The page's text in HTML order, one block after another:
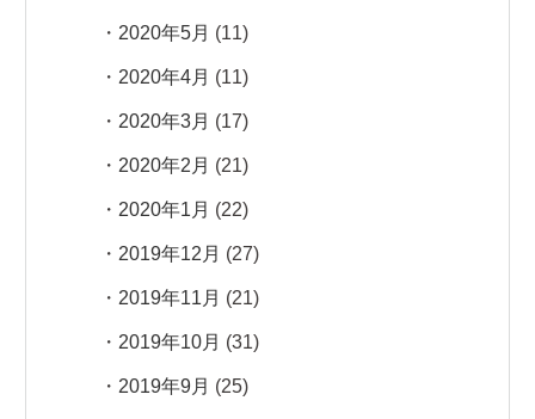
2020年5月 (11)
2020年4月 (11)
2020年3月 (17)
2020年2月 (21)
2020年1月 (22)
2019年12月 (27)
2019年11月 (21)
2019年10月 (31)
2019年9月 (25)